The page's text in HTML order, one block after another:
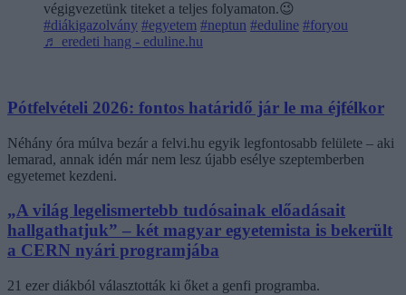
végigvezetünk titeket a teljes folyamaton.😉
#diákigazolvány #egyetem #neptun #eduline #foryou
♬ eredeti hang - eduline.hu
Pótfelvételi 2026: fontos határidő jár le ma éjfélkor
Néhány óra múlva bezár a felvi.hu egyik legfontosabb felülete – aki
lemarad, annak idén már nem lesz újabb esélye szeptemberben
egyetemet kezdeni.
„A világ legelismertebb tudósainak előadásait
hallgathatjuk” – két magyar egyetemista is bekerült
a CERN nyári programjába
21 ezer diákból választották ki őket a genfi programba.